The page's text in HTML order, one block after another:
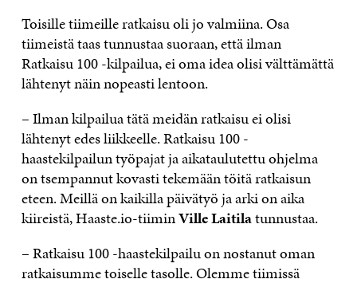
Toisille tiimeille ratkaisu oli jo valmiina. Osa
tiimeistä taas tunnustaa suoraan, että ilman
Ratkaisu 100 -kilpailua, ei oma idea olisi välttämättä
lähtenyt näin nopeasti lentoon.
– Ilman kilpailua tätä meidän ratkaisu ei olisi
lähtenyt edes liikkeelle. Ratkaisu 100 -
haastekilpailun työpajat ja aikataulutettu ohjelma
on tsempannut kovasti tekemään töitä ratkaisun
eteen. Meillä on kaikilla päivätyö ja arki on aika
kiireistä, Haaste.io-tiiminVille Laitilatunnustaa.
– Ratkaisu 100 -haastekilpailu on nostanut oman
ratkaisumme toiselle tasolle. Olemme tiimissä